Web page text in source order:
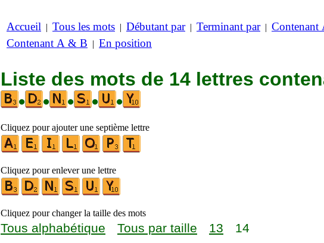
Accueil | Tous les mots | Débutant par| Terminant par| Contenant
Contenant A & B | En position
Liste des mots de 14 lettres
•
• • • •
Cliquez pour ajouter une septième lettre
Cliquez pour enlever une lettre
Cliquez pour changer la taille des mots
Tous alphabétique Tous par taille 13 14